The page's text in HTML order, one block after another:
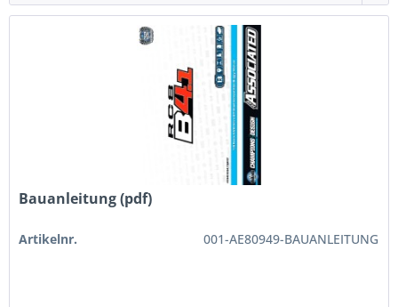
Bauanleitung (pdf)
Artikelnr. 001-AE80949-BAUANLEITUNG